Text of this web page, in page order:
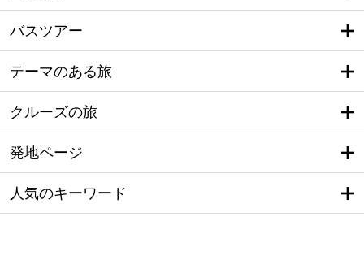
バスツアー
テーマのある旅
クルーズの旅
発地ページ
人気のキーワード